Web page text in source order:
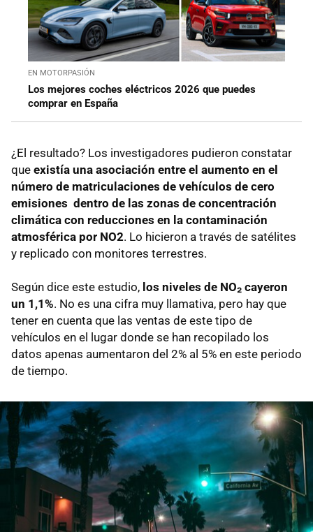
EN MOTORPASIÓN
Los mejores coches eléctricos 2026 que puedes
comprar en España
¿El resultado? Los investigadores pudieron constatar
que existía una asociación entre el aumento en el
número de matriculaciones de vehículos de cero
emisiones dentro de las zonas de concentración
climática con reducciones en la contaminación
atmosférica por NO2. Lo hicieron a través de satélites
y replicado con monitores terrestres.
Según dice este estudio, los niveles de NO₂ cayeron
un 1,1%. No es una cifra muy llamativa, pero hay que
tener en cuenta que las ventas de este tipo de
vehículos en el lugar donde se han recopilado los
datos apenas aumentaron del 2% al 5% en este periodo
de tiempo.